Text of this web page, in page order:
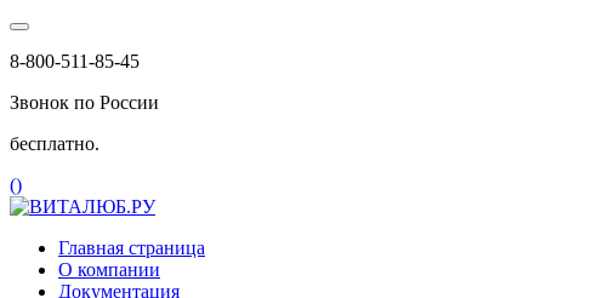
8-800-511-85-45
Звонок по России
бесплатно.
()
Главная страница
О компании
Документация